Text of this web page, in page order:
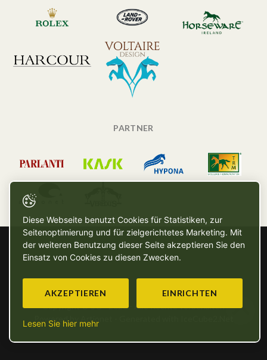
PARTNER
Copyright © SG - 2026 - Alle Rechte vorbehalten
Powered by Artionet
Diese Webseite benutzt Cookies für Statistiken, zur
Seitenoptimierung und für zielgerichtetes Marketing. Mit
der weiteren Benutzung dieser Seite akzeptieren Sie den
Einsatz von Cookies zu diesen Zwecken.
AKZEPTIEREN EINRICHTEN
Lesen Sie hier mehr